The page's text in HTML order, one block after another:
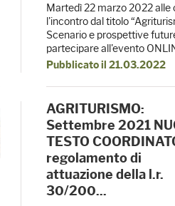
Martedì 22 marzo 2022 alle
l'incontro dal titolo
Scenario e prospettive
partecipare all'evento
Pubblicato il 21.03.2022
AGRITURISMO:
Settembre 2021
TESTO
regolamento di
attuazione della l.r.
30/200...